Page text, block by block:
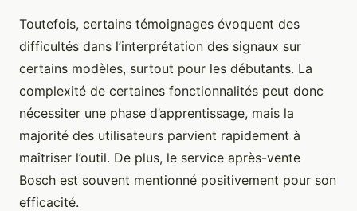
Toutefois, certains témoignages évoquent des
difficultés dans l’interprétation des signaux sur
certains modèles, surtout pour les débutants. La
complexité de certaines fonctionnalités peut donc
nécessiter une phase d’apprentissage, mais la
majorité des utilisateurs parvient rapidement à
maîtriser l’outil. De plus, le service après-vente
Bosch est souvent mentionné positivement pour son
efficacité.